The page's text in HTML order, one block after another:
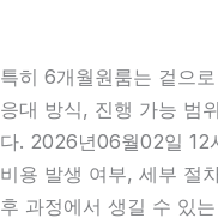
특히 6개월원룸는 겉으
응대 방식, 진행 가능 범
다. 2026년06월02일 12
비용 발생 여부, 세부 절
후 과정에서 생길 수 있